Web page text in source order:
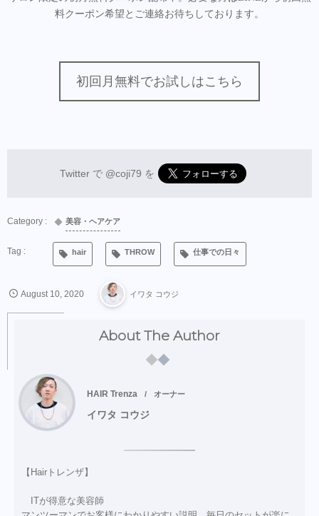
料クーポン希望とご連絡お待ちしております。
初回月無料でお試しはこちら
Twitter で @coji79 を
美容・ヘアケア
hair THROW 仕事での日々
August 10 2020 イワタ コウジ
About The Author
HAIR Trenza オーナー
イワタ コウジ
【Hairトレンザ】
ITが得意な美容師